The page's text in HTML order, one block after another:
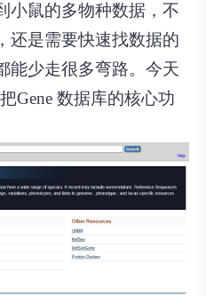
小鼠的多物种数据，不
还是需要快速找数据的
能少走很多弯路。今天
Gene 数据库的核心功